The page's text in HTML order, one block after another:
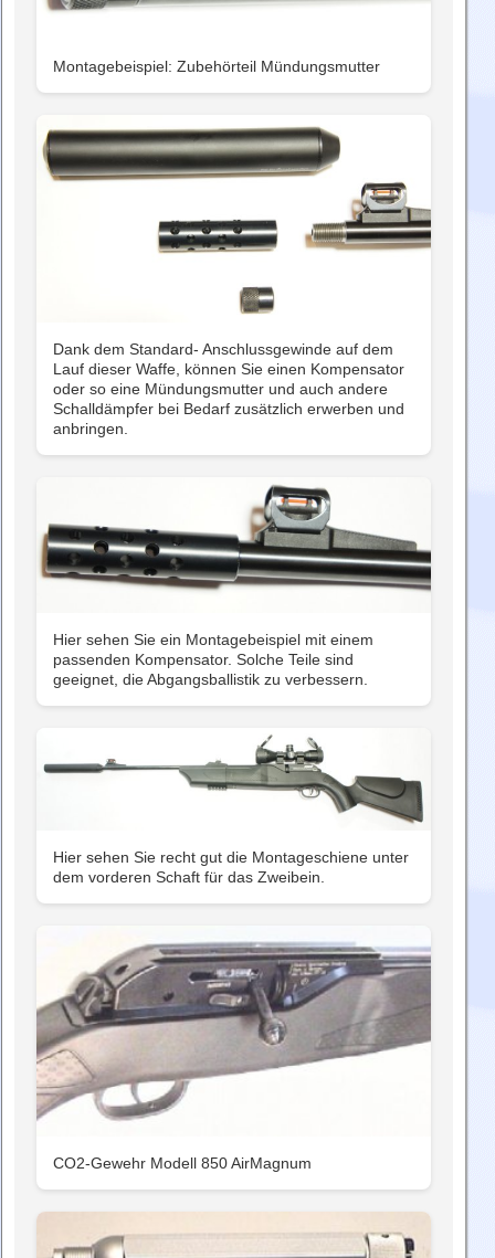
Montagebeispiel: Zubehörteil Mündungsmutter
Dank dem Standard- Anschlussgewinde auf dem
Lauf dieser Waffe, können Sie einen Kompensator
oder so eine Mündungsmutter und auch andere
Schalldämpfer bei Bedarf zusätzlich erwerben und
anbringen.
Hier sehen Sie ein Montagebeispiel mit einem
passenden Kompensator. Solche Teile sind
geeignet, die Abgangsballistik zu verbessern.
Hier sehen Sie recht gut die Montageschiene unter
dem vorderen Schaft für das Zweibein.
CO2-Gewehr Modell 850 AirMagnum